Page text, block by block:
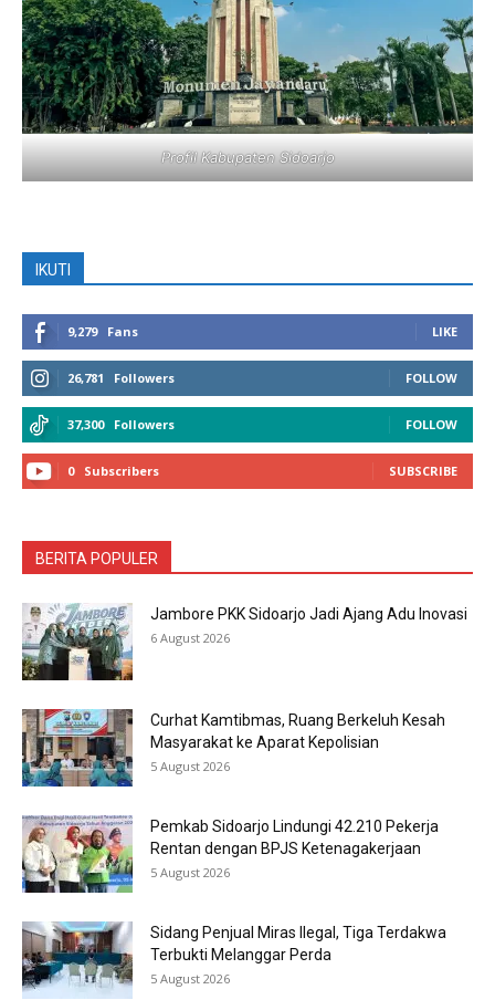
Profil Kabupaten Sidoarjo
IKUTI
9,279 Fans LIKE
26,781 Followers FOLLOW
37,300 Followers FOLLOW
0 Subscribers SUBSCRIBE
BERITA POPULER
Jambore PKK Sidoarjo Jadi Ajang Adu Inovasi
6 August 2026
Curhat Kamtibmas, Ruang Berkeluh Kesah
Masyarakat ke Aparat Kepolisian
5 August 2026
Pemkab Sidoarjo Lindungi 42.210 Pekerja
Rentan dengan BPJS Ketenagakerjaan
5 August 2026
Sidang Penjual Miras Ilegal, Tiga Terdakwa
Terbukti Melanggar Perda
5 August 2026